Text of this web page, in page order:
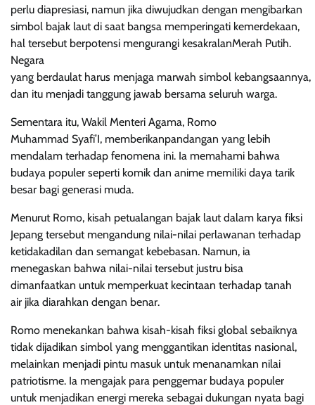
perlu diapresiasi, namun jika diwujudkan dengan mengibarkan
simbol bajak laut di saat bangsa memperingati kemerdekaan,
hal tersebut berpotensi mengurangi kesakralanMerah Putih.
Negara
yang berdaulat harus menjaga marwah simbol kebangsaannya,
dan itu menjadi tanggung jawab bersama seluruh warga.
Sementara itu, Wakil Menteri Agama, Romo
Muhammad Syafi’I, memberikanpandangan yang lebih
mendalam terhadap fenomena ini. Ia memahami bahwa
budaya populer seperti komik dan anime memiliki daya tarik
besar bagi generasi muda.
Menurut Romo, kisah petualangan bajak laut dalam karya fiksi
Jepang tersebut mengandung nilai-nilai perlawanan terhadap
ketidakadilan dan semangat kebebasan. Namun, ia
menegaskan bahwa nilai-nilai tersebut justru bisa
dimanfaatkan untuk memperkuat kecintaan terhadap tanah
air jika diarahkan dengan benar.
Romo menekankan bahwa kisah-kisah fiksi global sebaiknya
tidak dijadikan simbol yang menggantikan identitas nasional,
melainkan menjadi pintu masuk untuk menanamkan nilai
patriotisme. Ia mengajak para penggemar budaya populer
untuk menjadikan energi mereka sebagai dukungan nyata bagi